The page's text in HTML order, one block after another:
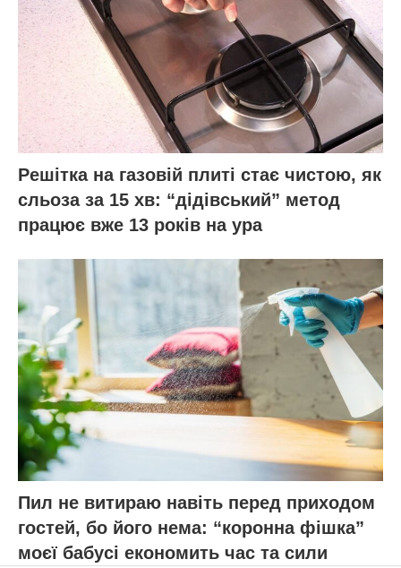
Решітка на газовій плиті стає чистою, як
сльоза за 15 хв: “дідівський” метод
працює вже 13 років на ура
Пил не витираю навіть перед приходом
гостей, бо його нема: “коронна фішка”
моєї бабусі економить час та сили